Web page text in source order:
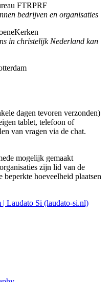
FTRPRF
bedrijven en organisaties
in christelijk Nederland kan
dagen tevoren verzonden)
tablet, telefoon of
van vragen via de chat.
mogelijk gemaakt
zijn lid van de
hoeveelheid plaatsen
| Laudato Si (laudato-si.nl)